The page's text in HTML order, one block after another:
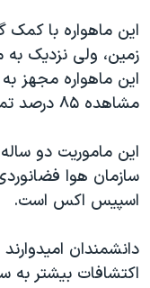
این ماهواره با کمک
زمین، ولی نزدیک
این ماهواره مجهز
مشاهده ۸۵ درصد تمامی آسمان را دارد.
این ماموریت دو
سازمان هوا
اسپیس اکس است.
دانشمندان امیدوارند
اکتشافات بیشتر به